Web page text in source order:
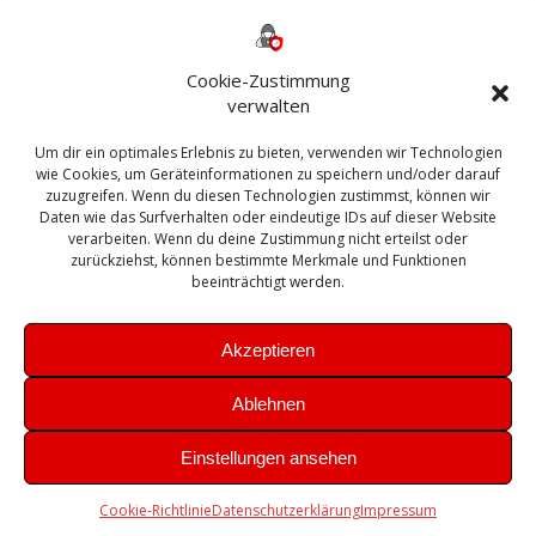
Cookie-Zustimmung
verwalten
Um dir ein optimales Erlebnis zu bieten, verwenden wir Technologien
wie Cookies, um Geräteinformationen zu speichern und/oder darauf
zuzugreifen. Wenn du diesen Technologien zustimmst, können wir
Daten wie das Surfverhalten oder eindeutige IDs auf dieser Website
verarbeiten. Wenn du deine Zustimmung nicht erteilst oder
zurückziehst, können bestimmte Merkmale und Funktionen
beeinträchtigt werden.
Akzeptieren
Ablehnen
Einstellungen ansehen
Cookie-RichtlinieDatenschutzerklärungImpressum
Bautagebuch
Exchange firewall Fritzbox
Microsoft
Sanierung SBS Security Server Sicherheit
Sicherung SIEM Sophos SSL Ubuntu
Update Upgrade UTM VCenter VCSA Veeam
VMWare VPN WAZUH Windows
Zertifikat
Theme